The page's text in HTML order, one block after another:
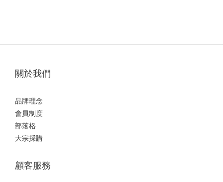
關於我們
品牌理念
會員制度
部落格
大宗採購
顧客服務